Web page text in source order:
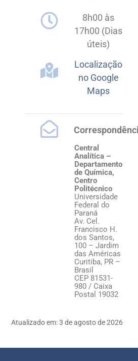
8h00 às
17h00 (Dias
úteis)
Localização
no Google
Maps
Central
Analítica –
Departamento
de Química,
Centro
Politécnico
Universidade
Federal do
Paraná
Av. Cel.
Francisco H.
dos Santos,
100 – Jardim
das Américas
Curitiba, PR –
Brasil
CEP 81531-
980 / Caixa
Postal 19032
Atualizado em:3 de agosto de 2026